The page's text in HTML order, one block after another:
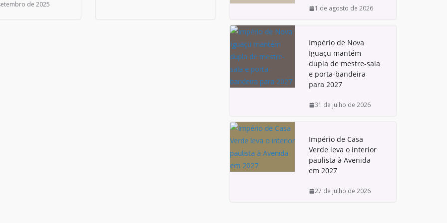
de 2025 1 de agosto de 2026
Império de Nova
Iguaçu mantém
dupla de mestre-sala
e porta-bandeira
para 2027
31 de julho de 2026
Império de Casa
Verde leva o interior
paulista à Avenida
em 2027
27 de julho de 2026